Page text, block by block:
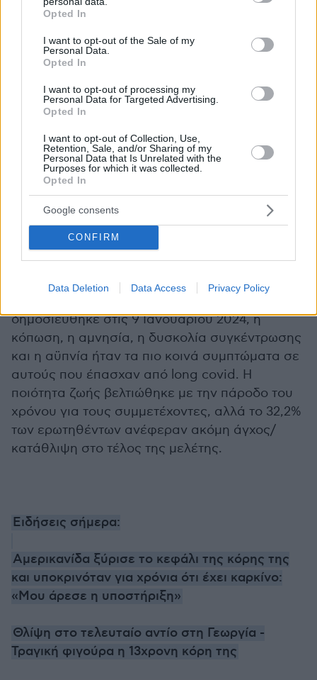
grant or deny consent to Google and its third-party tags to
use your data for below specified purposes in below Google
consent section.
Opted In
I want to opt-out of the Sale of my
Personal Data.
Opted In
I want to opt-out of processing my
Personal Data for Targeted Advertising.
Opted In
I want to opt-out of Collection, Use,
Retention, Sale, and/or Sharing of my
Personal Data that Is Unrelated with the
Purposes for which it was collected.
Opted In
Google consents
CONFIRM
Data Deletion Data Access Privacy Policy
COVID από αυτούς που νοσηλεύτηκαν με γρίπη
νοσοκομείο και οι εισαγωγές στη μονάδα
εντατικής θεραπείας ήταν επίσης υψηλότερες
τα όργανα του σώματος μεγαλύτερες
επιπτώσεις υπήρχαν λόγω νόσησης από COVID,
με την εξαίρεση του αναπνευστικού που
επηρεάζεται δυσμενώς περισσότερο από τη
γρίπη.
Μετά τις 30 μέρες νόσησης, υπάρχει η
πιθανότητα ο κορονοϊός αλλά και ηγρίπηνα
γίνουν χρόνιες νόσοι, με μεγαλύτερη
πιθανότητα σοβαρών πρoβλημάτων υγείας,
εισαγωγών στο νοσοκομείο ή θανάτου. Τέλος,
δημοσιεύθηκε στις 9 Ιανουαρίου 2024, η
κόπωση, η αμνησία, η δυσκολία συγκέντρωσης
και η αϋπνία ήταν τα πιο κοινά συμπτώματα σε
αυτούς που έπασχαν από long covid. Η
ποιότητα ζωής βελτιώθηκε με την πάροδο του
χρόνου για τους συμμετέχοντες, αλλά το 32,2%
των ερωτηθέντων ανέφεραν ακόμη άγχος/
κατάθλιψη στο τέλος της μελέτης.
Ειδήσεις σήμερα:
Αμερικανίδα ξύρισε το κεφάλι της κόρης της
και υποκρινόταν για χρόνια ότι έχει καρκίνο:
«Μου άρεσε η υποστήριξη»
Θλίψη στο τελευταίο αντίο στη Γεωργία -
Τραγική φιγούρα η 13χρονη κόρη της